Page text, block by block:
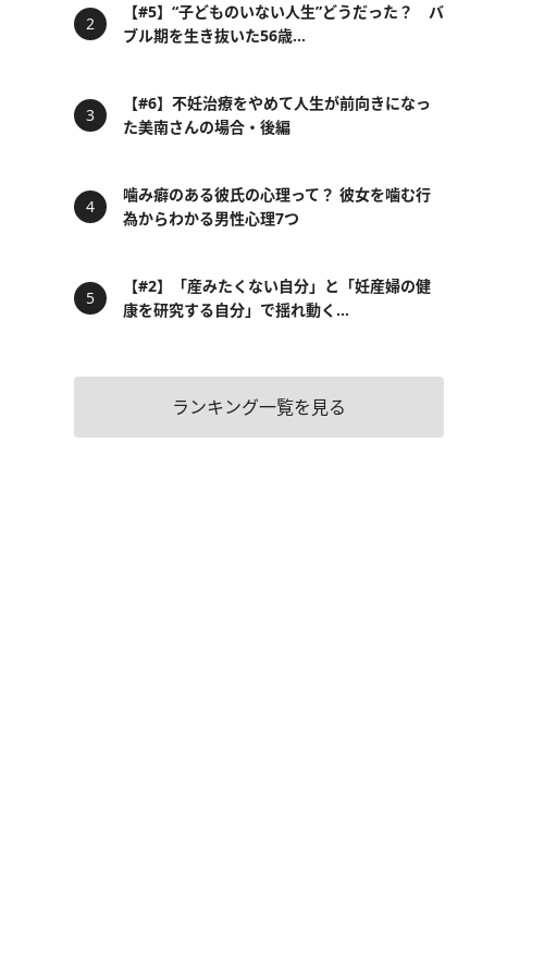
【#5】“子どものいない人生”どうだった？ バ
ブル期を生き抜いた56歳...
【#6】不妊治療をやめて人生が前向きになっ
た美南さんの場合・後編
噛み癖のある彼氏の心理って？ 彼女を噛む行
為からわかる男性心理7つ
【#2】「産みたくない自分」と「妊産婦の健
康を研究する自分」で揺れ動く...
ランキング一覧を見る